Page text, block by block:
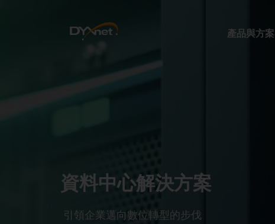
產品與方案
資料中心解決方案
引領企業邁向數位轉型的步伐